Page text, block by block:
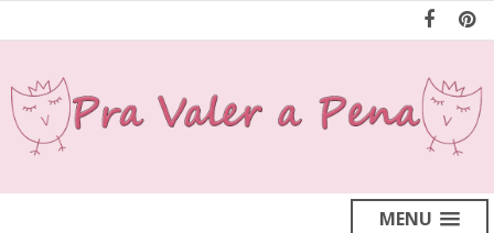
MENU